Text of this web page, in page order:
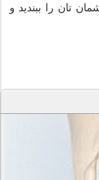
تان را ببندید و